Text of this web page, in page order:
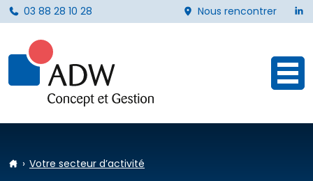
03 88 28 10 28 Nous rencontrer
Accueil
Votre secteur d’activité